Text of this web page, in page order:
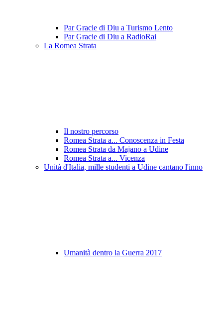
Par Gracie di Diu a Turismo Lento
Par Gracie di Diu a RadioRai
La Romea Strata
Il nostro percorso
Romea Strata a... Conoscenza in Festa
Romea Strata da Majano a Udine
Romea Strata a... Vicenza
Unità d'Italia, mille studenti a Udine cantano l'inno
Umanità dentro la Guerra 2017